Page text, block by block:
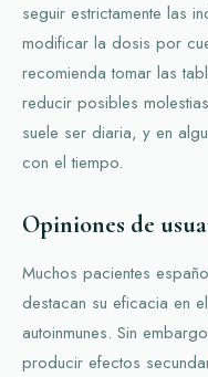
seguir estrictamente las
modificar la dosis por
recomienda tomar las
reducir posibles
suele ser diaria, y en
con el tiempo.
Opiniones de
Muchos pacientes
destacan su eficacia en
autoinmunes. Sin
producir efectos